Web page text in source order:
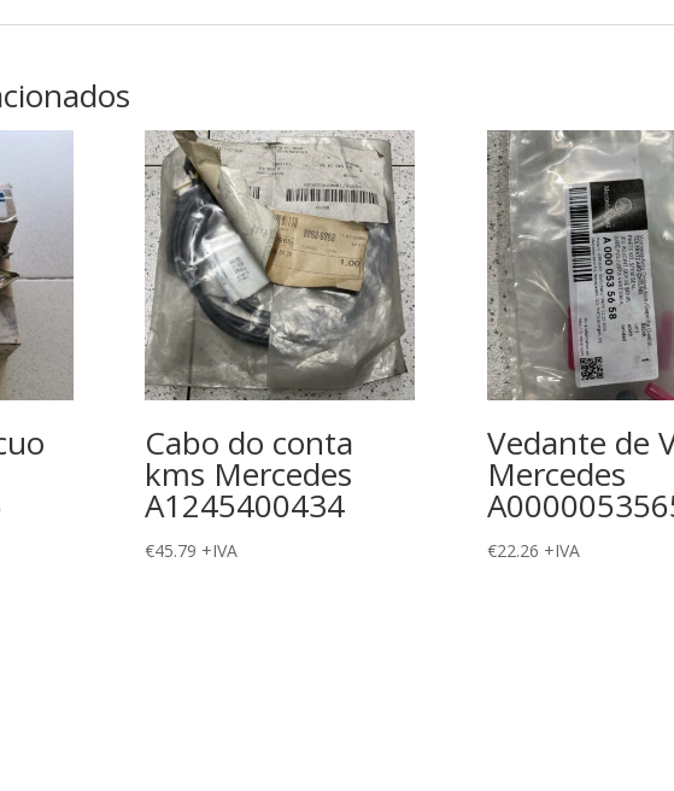
Cabo do conta
kms Mercedes
A1245400434
€45.79 +IVA
Vedante de
Mercedes
€22.26 +IVA